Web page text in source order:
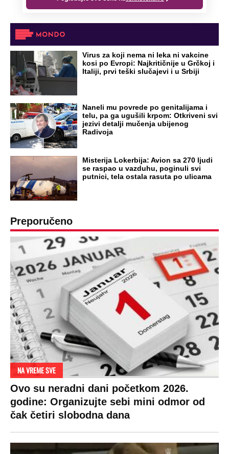
čak četiri slobodna dana
OD NAVODNOG HEROJA DO BRUTALNOG UBICE
GENERAL IVAN STRELJAO SRBE, A
HRVATI GA SLAVILI KAO HEROJA KNINA:
UBIJAO!
DRAMA ZBOG LJUBAVNE PRIČE
Zbog svadbe trudne Srpkinje i Albanca
proradio nacionalizam! Popljuvali ih samo
tako: "Ti si svoje srpsko izdala"